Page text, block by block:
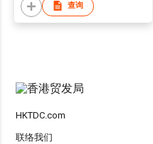
查询
HKTDC.com
联络我们